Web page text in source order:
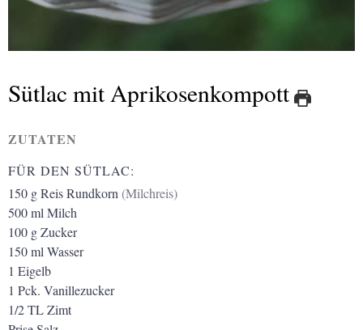
Sütlac mit Aprikosenkompott
ZUTATEN
FÜR DEN SÜTLAC:
150 gReis Rundkorn (Milchreis)
500ml Milch
100 gZucker
150ml Wasser
1 Eigelb
1 Pck. Vanillezucker
1/2TLZimt